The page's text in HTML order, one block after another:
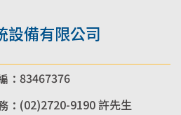
設備有限公司
83467376
(02)2720-9190 許先生